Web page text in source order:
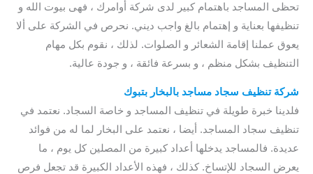
تحظى المساجد باهتمام كبير لدى شركة أوامرك ، فهى بيوت الله و
تنظيفها بعناية و إهتمام بالغ واجب ديني. نحرص في الشركة على ألا
يعوق عملنا إقامة الشعائر و الصلوات. لذلك ، نقوم بكل مهام
التنظيف بشكل منظم ، و بسرعة فائقة ، و جودة عالية.
شركة تنظيف سجاد مساجد بالبخار بتبوك
فلدينا خبرة طويلة في تنظيف المساجد و خاصة السجاد. نعتمد في
تنظيف سجاد المساجد. أيضا ، نعتمد على البخار لما له من فوائد
عديدة. فالمساجد يدخلها أعداد كبيرة من المصلين كل يوم ، ما
يعرض السجاد للإتساخ. كذلك ، فهذه الأعداد الكبيرة قد تجعل فرص